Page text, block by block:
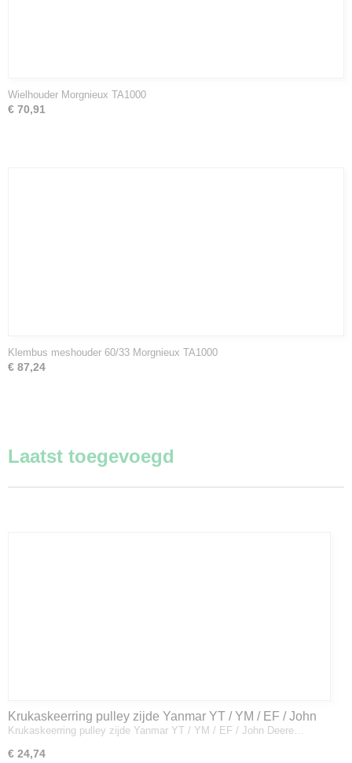
Wielhouder Morgnieux TA1000
€ 70,91
Klembus meshouder 60/33 Morgnieux TA1000
€ 87,24
Laatst toegevoegd
Krukaskeerring pulley zijde Yanmar YT / YM / EF / John
Deere - 119934-01800
Krukaskeerring pulley zijde Yanmar YT / YM / EF / John Deere…
€ 24,74